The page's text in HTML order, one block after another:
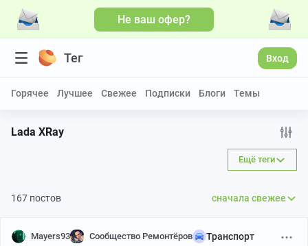
Не ваш офер?
Тег Вход
Горячее Лучшее Свежее Подписки Блоги Темы
Lada XRay
Ещё теги
167 постов сначала свежее
Mayers93 Сообщество Ремонтёров Транспорт